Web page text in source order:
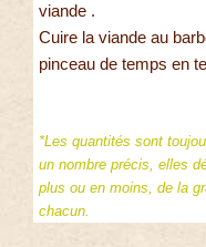
viande .
Cuire la viande au
pinceau de temps en
*Les quantités sont
un nombre précis, elles
plus ou en moins, de la
chacun.